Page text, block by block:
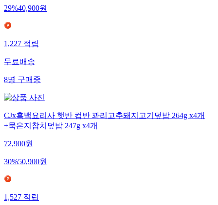
29%40,900원
1,227적립
무료배송
8명구매중
CJx흑백요리사 햇반 컵반 꽈리고추돼지고기덮밥 264g x4개
+묵은지참치덮밥 247g x4개
72,900원
30%50,900원
1,527적립